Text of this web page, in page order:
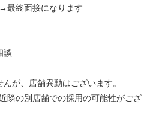
最終面接になります
談
が、店舗異動はございます。
隣の別店舗での採用の可能性がござ